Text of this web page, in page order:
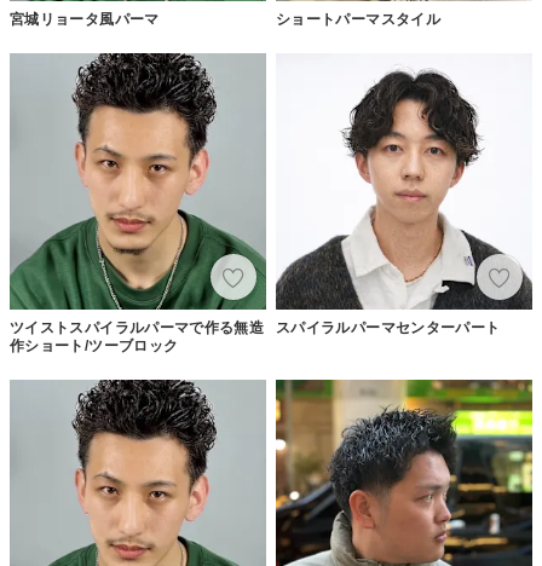
宮城リョータ風パーマ ショートパーマスタイル
ツイストスパイラルパーマで作る無造
作ショート/ツーブロック
スパイラルパーマセンターパート